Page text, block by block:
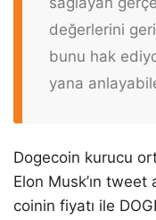
değerlerini
bunu hak
yana
Dogecoin kurucu
Elon Musk’ın tweet
coinin fiyatı ile